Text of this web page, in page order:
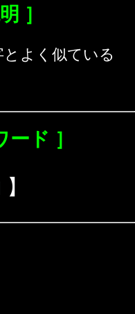
］
とよく似ている
ード ］
】